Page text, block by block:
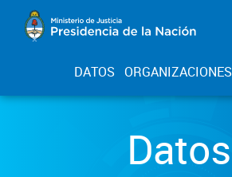
DATOS ORGANIZACIONES
Datos